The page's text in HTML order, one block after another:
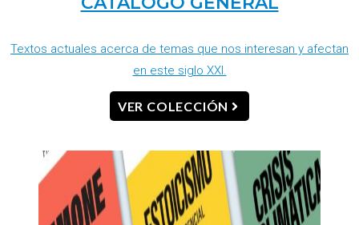
Textos actuales acerca de temas que nos interesan y afectan
en este siglo XXI.
VER COLECCIÓN